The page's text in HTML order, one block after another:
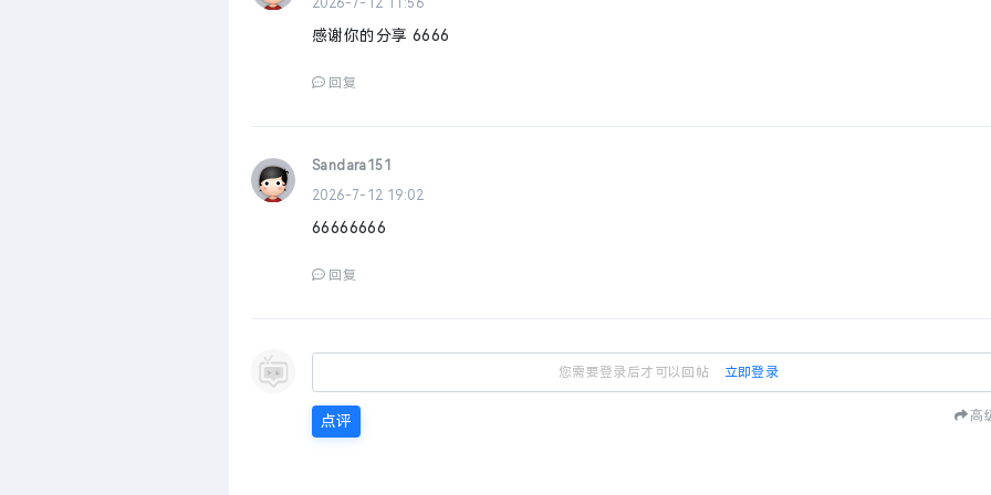
2026-7-12 11:56
感谢你的分享 6666
回复
Sandara151
2026-7-12 19:02
66666666
回复
您需要登录后才可以回帖 立即登录
点评 高